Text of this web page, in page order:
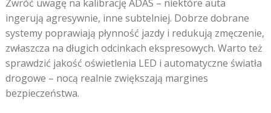
Zwróć uwagę na kalibrację ADAS – niektóre auta
ingerują agresywnie, inne subtelniej. Dobrze dobrane
systemy poprawiają płynność jazdy i redukują zmęczenie,
zwłaszcza na długich odcinkach ekspresowych. Warto też
sprawdzić jakość oświetlenia LED i automatyczne światła
drogowe – nocą realnie zwiększają margines
bezpieczeństwa.